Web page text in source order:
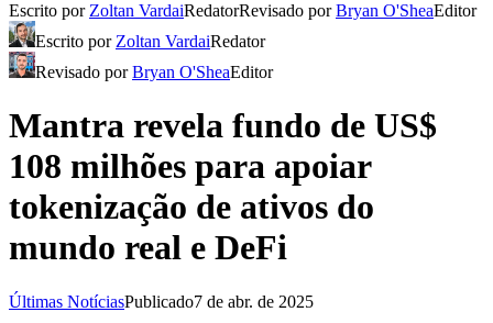
Escrito por Zoltan VardaiRedatorRevisado porBryan O'SheaEditor
Escrito por Zoltan VardaiRedator
Revisado porBryan O'SheaEditor
Mantra revela fundo de US$
108 milhões para apoiar
tokenização de ativos do
mundo real e DeFi
Últimas NotíciasPublicado7 de abr. de 2025